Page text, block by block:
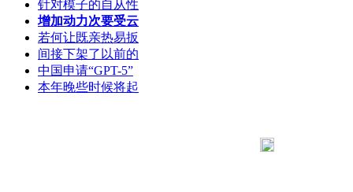
针对模子的自从性
增加动力次要受云
若何让既亲热易扳
间接下架了以前的
中国申请“GPT-5”
本年晚些时候将起